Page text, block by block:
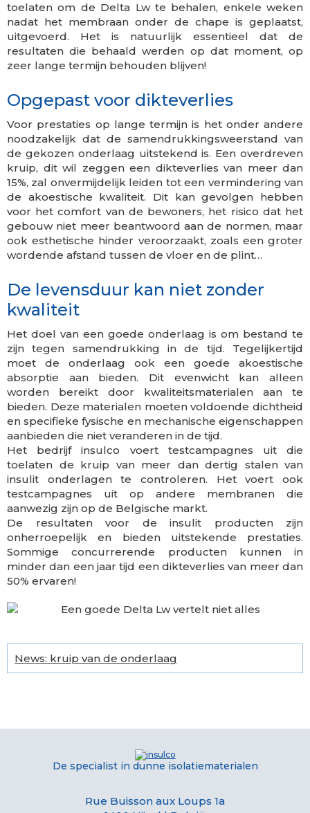
toelaten om de Delta Lw te behalen, enkele weken
nadat het membraan onder de chape is geplaatst,
uitgevoerd. Het is natuurlijk essentieel dat de
resultaten die behaald werden op dat moment, op
zeer lange termijn behouden blijven!
Opgepast voor dikteverlies
Voor prestaties op lange termijn is het onder andere
noodzakelijk dat de samendrukkingsweerstand van
de gekozen onderlaag uitstekend is. Een overdreven
kruip, dit wil zeggen een dikteverlies van meer dan
15%, zal onvermijdelijk leiden tot een vermindering van
de akoestische kwaliteit. Dit kan gevolgen hebben
voor het comfort van de bewoners, het risico dat het
gebouw niet meer beantwoord aan de normen, maar
ook esthetische hinder veroorzaakt, zoals een groter
wordende afstand tussen de vloer en de plint…
De levensduur kan niet zonder
kwaliteit
Het doel van een goede onderlaag is om bestand te
zijn tegen samendrukking in de tijd. Tegelijkertijd
moet de onderlaag ook een goede akoestische
absorptie aan bieden. Dit evenwicht kan alleen
worden bereikt door kwaliteitsmaterialen aan te
bieden. Deze materialen moeten voldoende dichtheid
en specifieke fysische en mechanische eigenschappen
aanbieden die niet veranderen in de tijd.
Het bedrijf insulco voert testcampagnes uit die
toelaten de kruip van meer dan dertig stalen van
insulit onderlagen te controleren. Het voert ook
testcampagnes uit op andere membranen die
aanwezig zijn op de Belgische markt.
De resultaten voor de insulit producten zijn
onherroepelijk en bieden uitstekende prestaties.
Sommige concurrerende producten kunnen in
minder dan een jaar tijd een dikteverlies van meer dan
50% ervaren!
News: kruip van de onderlaag
De specialist in dunne isolatiematerialen
Rue Buisson aux Loups 1a